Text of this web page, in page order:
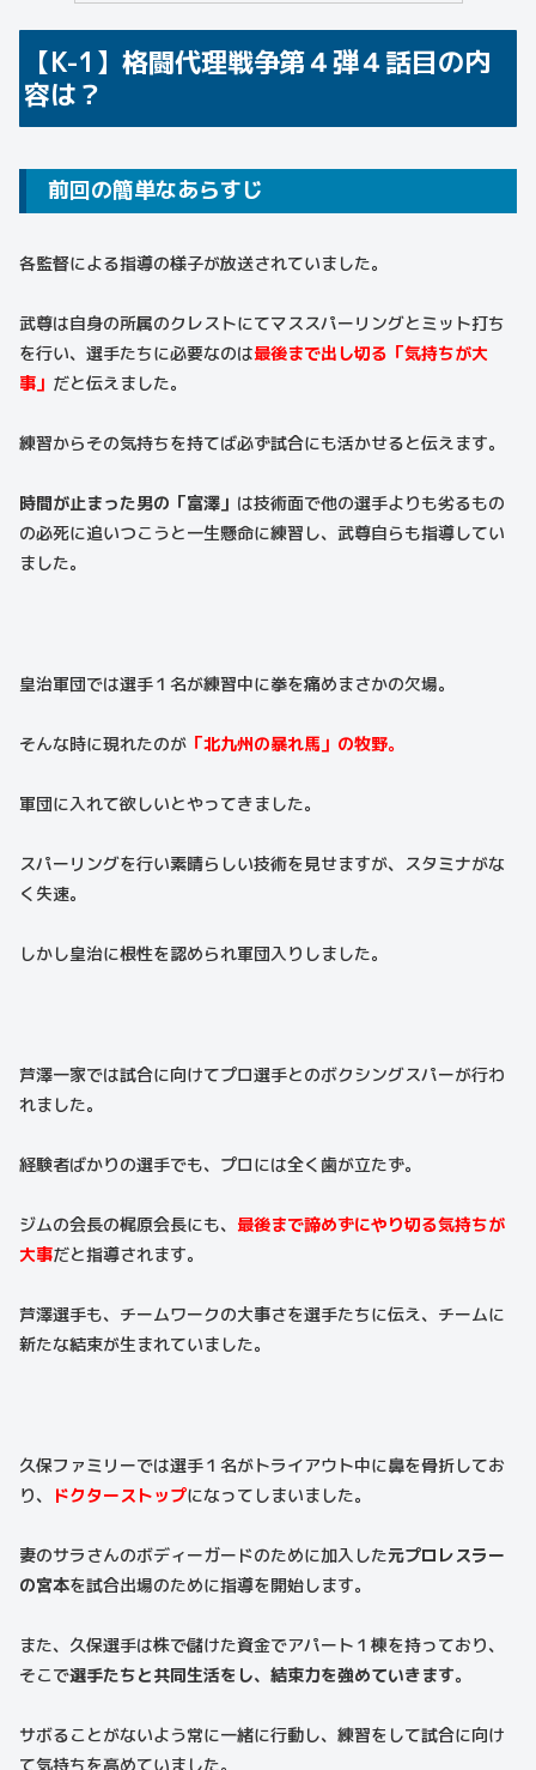
【K-1】格闘代理戦争第４弾４話目の内
容は？
前回の簡単なあらすじ
各監督による指導の様子が放送されていました。
武尊は自身の所属のクレストにてマススパーリングとミット打ち
を行い、選手たちに必要なのは最後まで出し切る「気持ちが大
事」 だと伝えました。
練習からその気持ちを持てば必ず試合にも活かせると伝えます。
時間が止まった男の「富澤」 は技術面で他の選手よりも劣るもの
の必死に追いつこうと一生懸命に練習し、武尊自らも指導してい
ました。
皇治軍団では選手１名が練習中に拳を痛めまさかの欠場。
そんな時に現れたのが 「北九州の暴れ馬」の牧野。
軍団に入れて欲しいとやってきました。
スパーリングを行い素晴らしい技術を見せますが、スタミナがな
く失速。
しかし皇治に根性を認められ軍団入りしました。
芦澤一家では試合に向けてプロ選手とのボクシングスパーが行わ
れました。
経験者ばかりの選手でも、プロには全く歯が立たず。
ジムの会長の梶原会長にも、 最後まで諦めずにやり切る気持ちが
大事だと指導されます。
芦澤選手も、チームワークの大事さを選手たちに伝え、チームに
新たな結束が生まれていました。
久保ファミリーでは選手１名がトライアウト中に鼻を骨折してお
り、
ドクターストップになってしまいました。
妻のサラさんのボディーガードのために加入した元プロレスラー
の宮本を試合出場のために指導を開始します。
また、久保選手は株で儲けた資金でアパート１棟を持っており、
そこで選手たちと共同生活をし、結束力を強めていきます。
サボることがないよう常に一緒に行動し、練習をして試合に向け
て気持ちを高めていました。